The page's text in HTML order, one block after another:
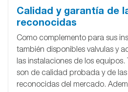
Calidad y garantía de
reconocidas
Como complemento para sus
también disponibles valvulas y
las instalaciones de los
son de calidad probada y de
reconocidas del mercado.